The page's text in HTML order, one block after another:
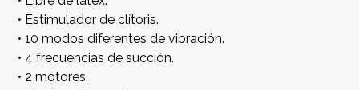
• Estimulador de clítoris.
• 10 modos diferentes de vibración.
• 4 frecuencias de succión.
• 2 motores.